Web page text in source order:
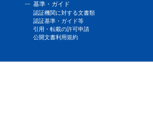
基準・ガイド
認証機関に対する文書類
認証基準・ガイド等
引用・転載の許可申請
公開文書利用規約